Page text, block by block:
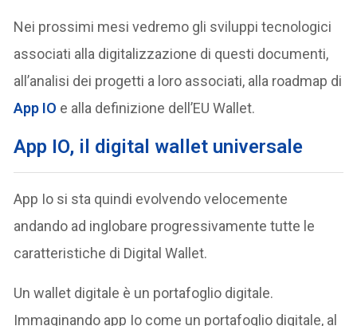
Nei prossimi mesi vedremo gli sviluppi tecnologici
associati alla digitalizzazione di questi documenti,
all’analisi dei progetti a loro associati, alla roadmap di
App IO e alla definizione dell’EU Wallet.
App IO, il digital wallet universale
App Io si sta quindi evolvendo velocemente
andando ad inglobare progressivamente tutte le
caratteristiche di Digital Wallet.
Un wallet digitale è un portafoglio digitale.
Immaginando app Io come un portafoglio digitale, al